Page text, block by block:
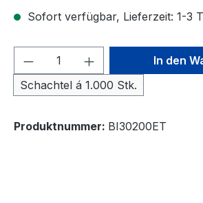
Sofort verfügbar, Lieferzeit: 1-3
Produkt Anzahl: Gib
Schachtel á 1.000 Stk.
In den
Produktnummer: BI30200ET